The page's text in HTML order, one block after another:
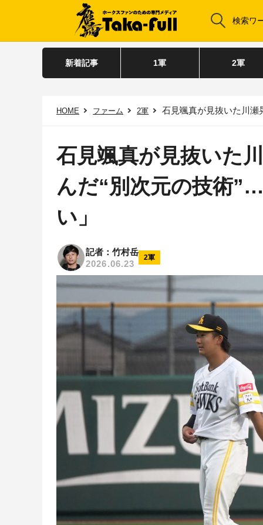
新着記事 1軍 2軍
HOME ファーム 2軍 石見颯真が見抜いた川瀬晃
石見颯真が見抜いた
んだ“別次元の技術
い」
記者：竹村岳
2026.06.23
2軍